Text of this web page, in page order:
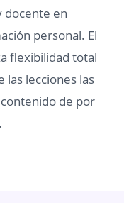
docente en
personal. El
flexibilidad total
lecciones las
de por